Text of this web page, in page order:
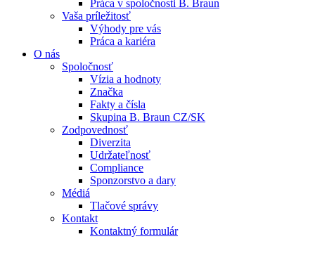
Práca v spoločnosti B. Braun
Vaša príležitosť
Výhody pre vás
Práca a kariéra
O nás
Spoločnosť
Vízia a hodnoty
Značka
Fakty a čísla
Skupina B. Braun CZ/SK
Zodpovednosť
Diverzita
Udržateľnosť
Compliance
Sponzorstvo a dary
Médiá
Tlačové správy
Kontakt
Kontaktný formulár